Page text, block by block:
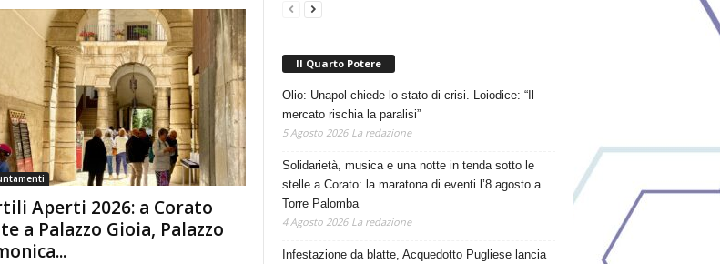
Aperti 2026: a Corato
a Palazzo Gioia, Palazzo
Il Quarto Potere
Olio: Unapol chiede lo stato di crisi. Loiodice: “Il
mercato rischia la paralisi”
5 Agosto 2026 La redazione
Solidarietà, musica e una notte in tenda sotto le
stelle a Corato: la maratona di eventi l’8 agosto a
Torre Palomba
4 Agosto 2026 La redazione
Infestazione da blatte, Acquedotto Pugliese lancia